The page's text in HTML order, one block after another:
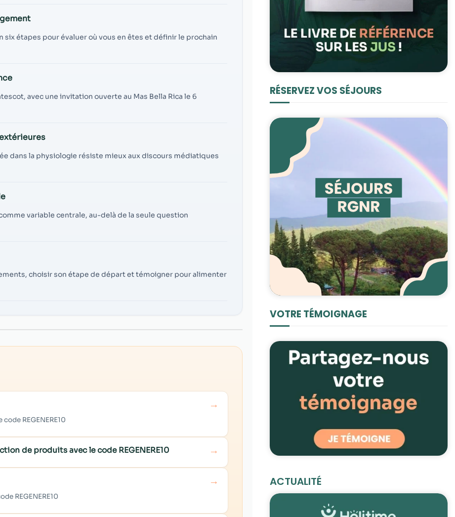
étapes pour évaluer où vous en êtes et définir le prochain
avec une invitation ouverte au Mas Bella Rica le 6
dans la physiologie résiste mieux aux discours médiatiques
variable centrale, au-delà de la seule question
choisir son étape de départ et témoigner pour alimenter
REGENERE10
→
de produits avec le code REGENERE10 →
REGENERE10
→
RÉSERVEZ VOS SÉJOURS
VOTRE TÉMOIGNAGE
ACTUALITÉ